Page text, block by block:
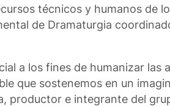
técnicos y humanos de
de Dramaturgia
a los fines de humanizar las
que sostenemos en un
productor e integrante del